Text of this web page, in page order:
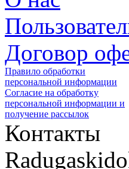
Договор
Правило обработки
персональной информации
Согласие на обработку
персональной информации и
получение рассылок
Контакты